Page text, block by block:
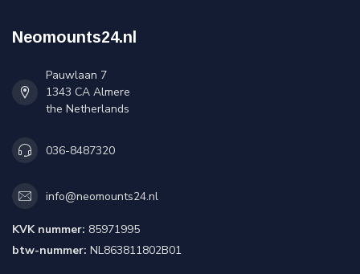
Neomounts24.nl
Pauwlaan 7
1343 CA Almere
the Netherlands
036-8487320
info@neomounts24.nl
KVK nummer: 85971995
btw-nummer: NL863811802B01